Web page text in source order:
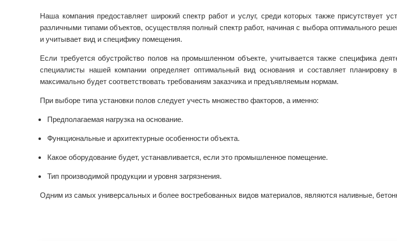
Наша компания предоставляет широкий спектр работ и услуг, среди которых также присутствует
различными типами объектов, осуществляя полный спектр работ, начиная с выбора оптимального
и учитывает вид и специфику помещения.
Если требуется обустройство полов на промышленном объекте, учитывается также специфика
специалисты нашей компании определяет оптимальный вид основания и составляет
максимально будет соответствовать требованиям заказчика и предъявляемым нормам.
При выборе типа установки полов следует учесть множество факторов, а именно:
Предполагаемая нагрузка на основание.
Функциональные и архитектурные особенности объекта.
Какое оборудование будет, устанавливается, если это промышленное помещение.
Тип производимой продукции и уровня загрязнения.
Одним из самых универсальных и более востребованных видов материалов, являются наливные,